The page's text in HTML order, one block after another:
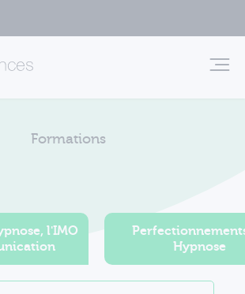
Formations
l'IMO
Hypnose
cookies